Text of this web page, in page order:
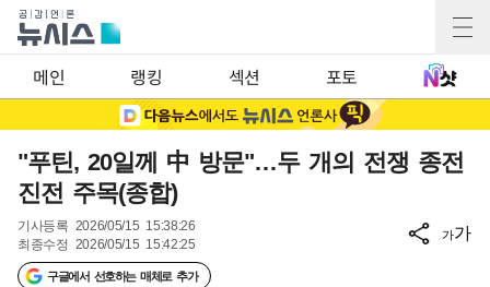
메인 랭킹 섹션 포토
"푸틴, 20일께 中 방문"…두 개의 전쟁 종전
진전 주목(종합)
기사등록 2026/05/15 15:38:26
최종수정 2026/05/15 15:42:25
구글에서 선호하는 매체로 추가
가가